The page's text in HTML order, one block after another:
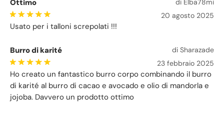
Ottimo
di Elba78mi
20 agosto 2025
Usato per i talloni screpolati !!!
Burro di karité
di Sharazade
23 febbraio 2025
Ho creato un fantastico burro corpo combinando il burro
di karité al burro di cacao e avocado e olio di mandorla e
jojoba. Davvero un prodotto ottimo